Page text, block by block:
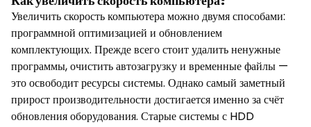
Увеличить скорость компьютера можно двумя способами:
программной оптимизацией и обновлением
комплектующих. Прежде всего стоит удалить ненужные
программы, очистить автозагрузку и временные файлы —
это освободит ресурсы системы. Однако самый заметный
прирост производительности достигается именно за счёт
обновления оборудования. Старые системы с HDD